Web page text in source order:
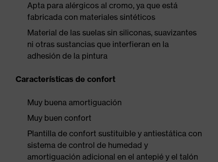
Apta para alérgicos al cromo, ya que está
fabricada con materiales sintéticos
Material de las suelas sin siliconas, suavizantes
ni otras sustancias que interfieran en la
adhesión de la pintura
Características de confort
Muy buena amortiguación
Muy buen confort
Plantilla de confort sustituible y antiestática con
sistema de control de humedad y
amortiguación adicional en el antepié y el talón